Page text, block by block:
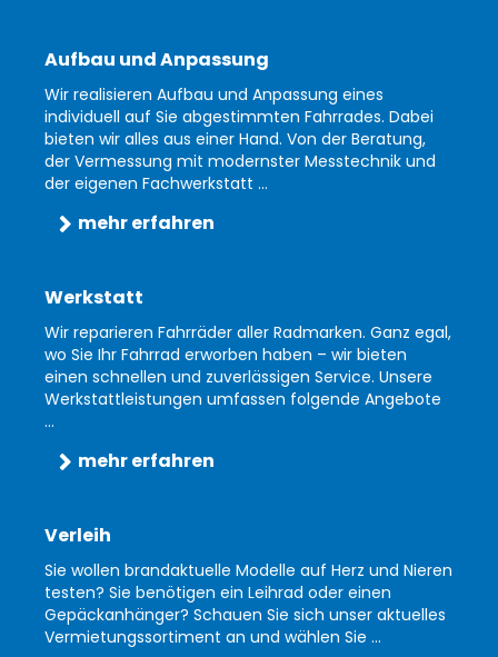
Aufbau und Anpassung
Wir realisieren Aufbau und Anpassung eines
individuell auf Sie abgestimmten Fahrrades. Dabei
bieten wir alles aus einer Hand. Von der Beratung,
der Vermessung mit modernster Messtechnik und
der eigenen Fachwerkstatt ...
mehr erfahren
Werkstatt
Wir reparieren Fahrräder aller Radmarken. Ganz egal,
wo Sie Ihr Fahrrad erworben haben – wir bieten
einen schnellen und zuverlässigen Service. Unsere
Werkstattleistungen umfassen folgende Angebote
...
mehr erfahren
Verleih
Sie wollen brandaktuelle Modelle auf Herz und Nieren
testen? Sie benötigen ein Leihrad oder einen
Gepäckanhänger? Schauen Sie sich unser aktuelles
Vermietungssortiment an und wählen Sie ...